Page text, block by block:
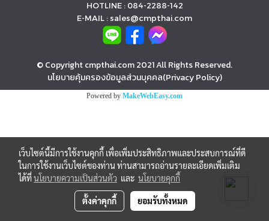
HOTLINE : 084-2288-142
E-MAIL : sales@cmpthai.com
© Copyright cmpthai.com 2021 All Rights Reserved.
นโยบายคุ้มครองข้อมูลส่วนบุคคล(Privacy Policy)
Powered by MakeWebEasy.com
เว็บไซต์นี้มีการใช้งานคุกกี้ เพื่อเพิ่มประสิทธิภาพและประสบการณ์ที่ดี
ในการใช้งานเว็บไซต์ของท่าน ท่านสามารถอ่านรายละเอียดเพิ่มเติม
ได้ที่นโยบายความเป็นส่วนตัว และ นโยบายคุกกี้
ตั้งค่าคุกกี้ ยอมรับทั้งหมด